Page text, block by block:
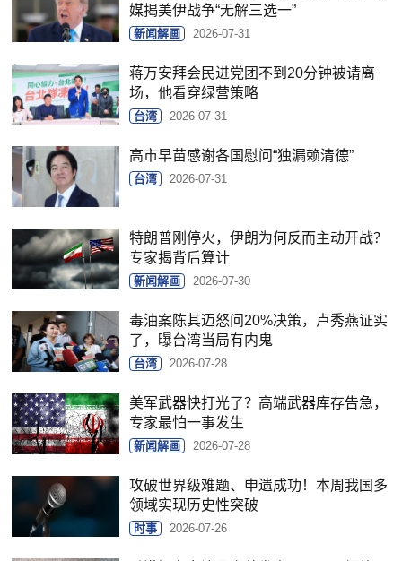
媒揭美伊战争“无解三选一”
新闻解画 2026-07-31
蒋万安拜会民进党团不到20分钟被请离
场，他看穿绿营策略
台湾 2026-07-31
高市早苗感谢各国慰问“独漏赖清德”
台湾 2026-07-31
特朗普刚停火，伊朗为何反而主动开战？
专家揭背后算计
新闻解画 2026-07-30
毒油案陈其迈怒问20%决策，卢秀燕证实
了，曝台湾当局有内鬼
台湾 2026-07-28
美军武器快打光了？高端武器库存告急，
专家最怕一事发生
新闻解画 2026-07-28
攻破世界级难题、申遗成功！本周我国多
领域实现历史性突破
时事 2026-07-26